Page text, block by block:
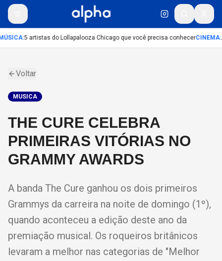
:5 artistas do Lollapalooza Chicago que você precisa conhecerCINEMA:
Voltar
MUSICA
THE CURE CELEBRA
PRIMEIRAS VITÓRIAS NO
GRAMMY AWARDS
A banda The Cure ganhou os dois primeiros
Grammys da carreira na noite de domingo (1º),
quando aconteceu a edição deste ano da
premiação musical. Os roqueiros britânicos
levaram a melhor nas categorias de "Melhor